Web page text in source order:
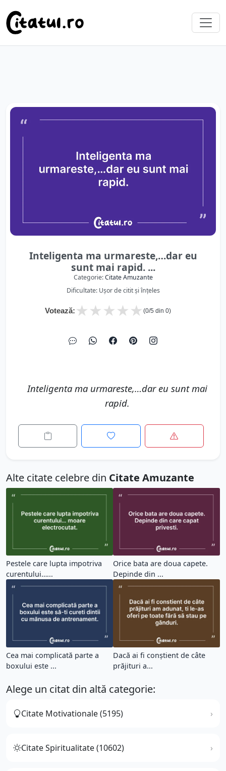
Inteligenta ma urmareste,…dar eu
sunt mai rapid. ...
Categorie:Citate Amuzante
Dificultate: Ușor de citit și înțeles
Votează: ★
★
★
★
★ (0/5 din 0)
Inteligenta ma urmareste,…dar eu sunt mai
rapid.
Alte citate celebre din Citate Amuzante
Pestele care lupta impotriva
curentului…...
Orice bata are doua capete.
Depinde din ...
Cea mai complicată parte a
boxului este ...
Dacă ai fi conștient de câte
prăjituri a...
Alege un citat din altă categorie:
Citate Motivationale (5195)
Citate Spiritualitate (10602)